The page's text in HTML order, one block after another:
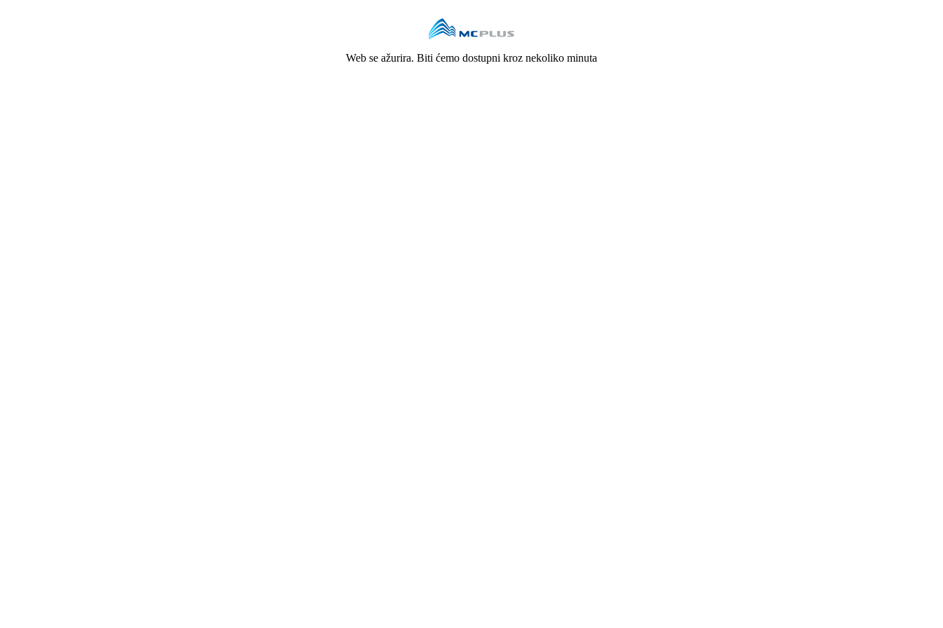
Web se ažurira. Biti ćemo dostupni kroz nekoliko minuta